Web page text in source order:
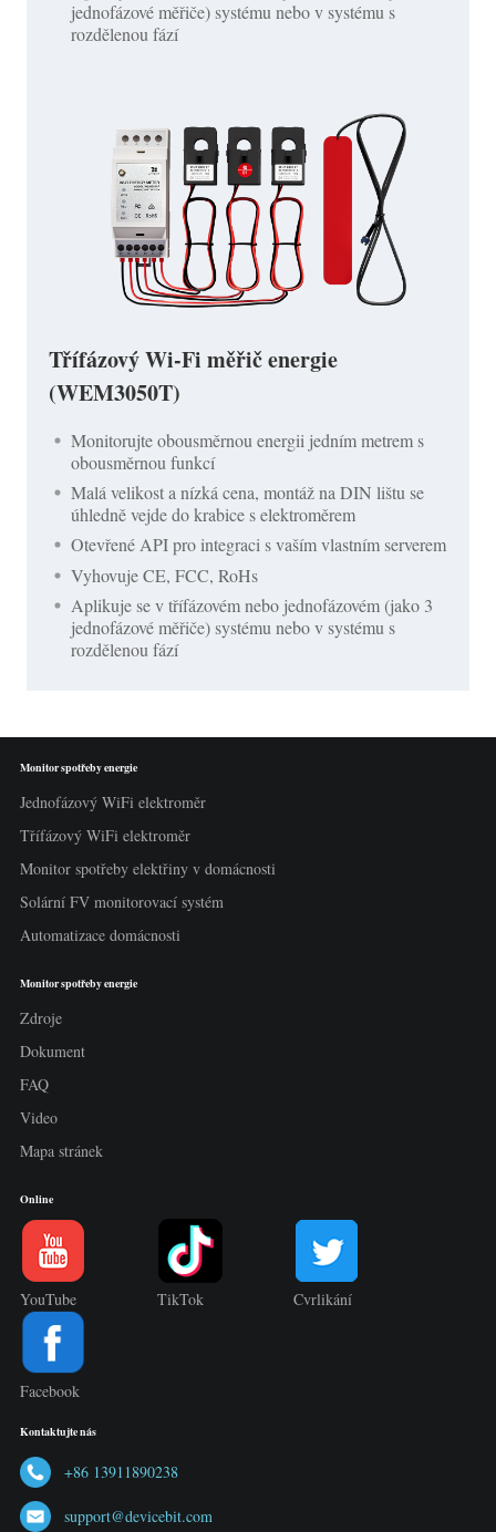
jednofázové měřiče) systému nebo v systému s
rozdělenou fází
Třífázový Wi-Fi měřič energie
(WEM3050T)
Monitorujte obousměrnou energii jedním metrem s
obousměrnou funkcí
Malá velikost a nízká cena, montáž na DIN lištu se
úhledně vejde do krabice s elektroměrem
Otevřené API pro integraci s vaším vlastním serverem
Vyhovuje CE, FCC, RoHs
Aplikuje se v třífázovém nebo jednofázovém (jako 3
jednofázové měřiče) systému nebo v systému s
rozdělenou fází
Monitor spotřeby energie
Jednofázový WiFi elektroměr
Třífázový WiFi elektroměr
Monitor spotřeby elektřiny v domácnosti
Solární FV monitorovací systém
Automatizace domácnosti
Monitor spotřeby energie
Zdroje
Dokument
FAQ
Video
Mapa stránek
Online
YouTube TikTok Cvrlikání
Facebook
Kontaktujte nás
+86 13911890238
support@devicebit.com